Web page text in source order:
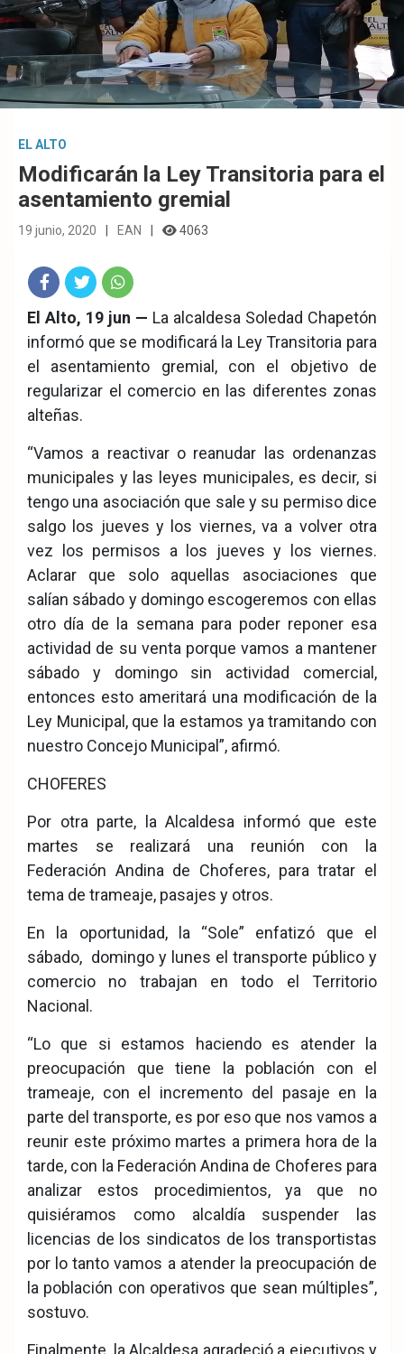
EL ALTO
Modificarán la Ley Transitoria para el
asentamiento gremial
19 junio, 2020 EAN 4063
Fac
eb
ook
Twit
ter
Wha
tsA
pp
El Alto, 19 jun — La alcaldesa Soledad Chapetón
informó que se modificará la Ley Transitoria para
el asentamiento gremial, con el objetivo de
regularizar el comercio en las diferentes zonas
alteñas.
“Vamos a reactivar o reanudar las ordenanzas
municipales y las leyes municipales, es decir, si
tengo una asociación que sale y su permiso dice
salgo los jueves y los viernes, va a volver otra
vez los permisos a los jueves y los viernes.
Aclarar que solo aquellas asociaciones que
salían sábado y domingo escogeremos con ellas
otro día de la semana para poder reponer esa
actividad de su venta porque vamos a mantener
sábado y domingo sin actividad comercial,
entonces esto ameritará una modificación de la
Ley Municipal, que la estamos ya tramitando con
nuestro Concejo Municipal”, afirmó.
CHOFERES
Por otra parte, la Alcaldesa informó que este
martes se realizará una reunión con la
Federación Andina de Choferes, para tratar el
tema de trameaje, pasajes y otros.
En la oportunidad, la “Sole” enfatizó que el
sábado, domingo y lunes el transporte público y
comercio no trabajan en todo el Territorio
Nacional.
“Lo que si estamos haciendo es atender la
preocupación que tiene la población con el
trameaje, con el incremento del pasaje en la
parte del transporte, es por eso que nos vamos a
reunir este próximo martes a primera hora de la
tarde, con la Federación Andina de Choferes para
analizar estos procedimientos, ya que no
quisiéramos como alcaldía suspender las
licencias de los sindicatos de los transportistas
por lo tanto vamos a atender la preocupación de
la población con operativos que sean múltiples”,
sostuvo.
Finalmente, la Alcaldesa agradeció a ejecutivos y